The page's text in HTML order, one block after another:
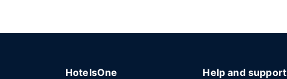
HotelsOne Help and support